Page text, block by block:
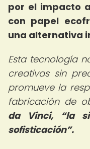
por el impacto
con papel
una alternativa
Esta tecnología
creativas sin
promueve la
fabricación de
da Vinci,
la
sofisticación .